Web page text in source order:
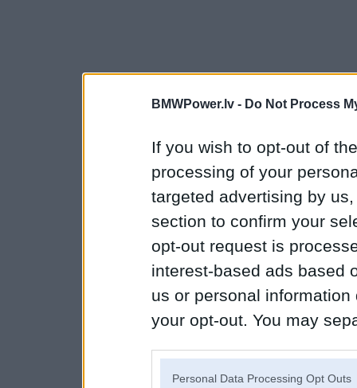
BMWPower.lv - Do Not Process
If you wish to opt-out of
processing of your
targeted advertising by
section to confirm your
opt-out request is
interest-based ads based
us or personal
your opt-out. You may
Personal Data Processing Opt Outs